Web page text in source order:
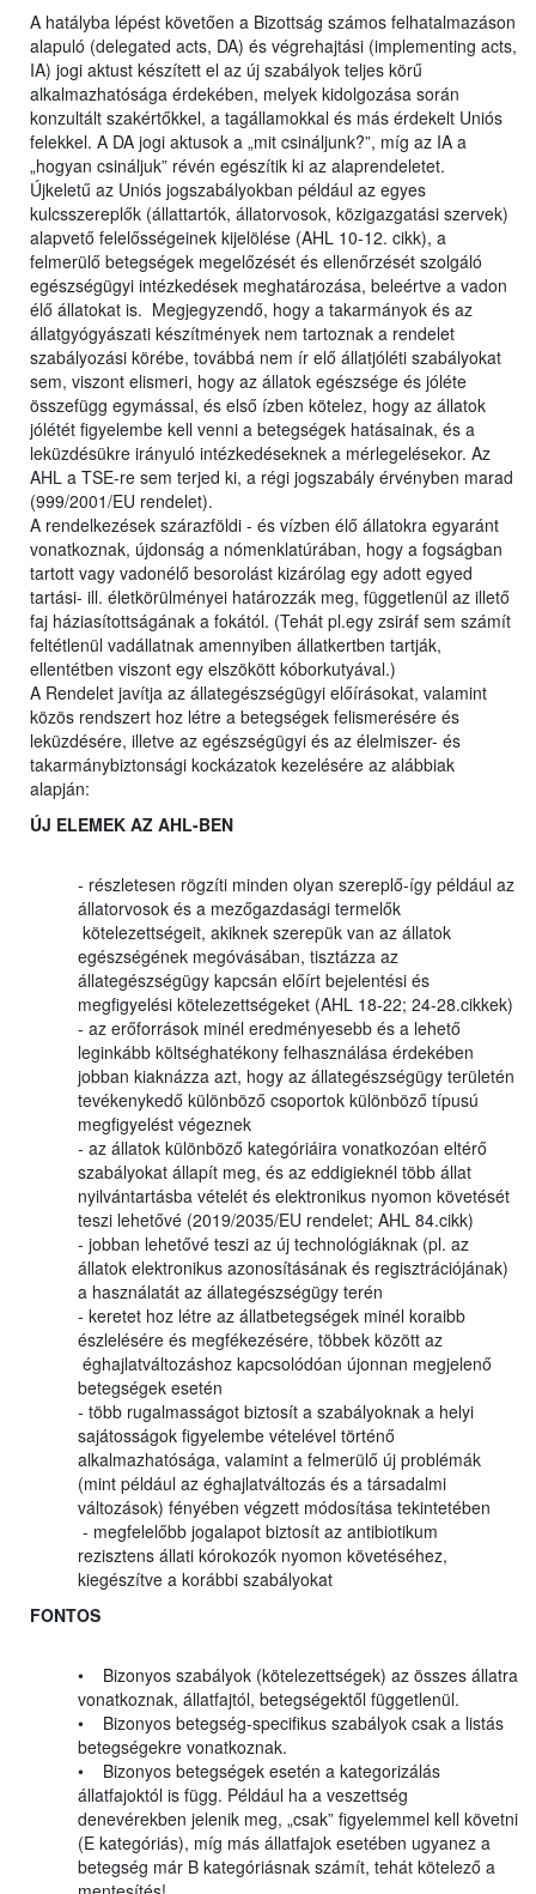
A hatályba lépést követően a Bizottság számos felhatalmazáson
alapuló (delegated acts, DA) és végrehajtási (implementing acts,
IA) jogi aktust készített el az új szabályok teljes körű
alkalmazhatósága érdekében, melyek kidolgozása során
konzultált szakértőkkel, a tagállamokkal és más érdekelt Uniós
felekkel. A DA jogi aktusok a „mit csináljunk?”, míg az IA a
„hogyan csináljuk” révén egészítik ki az alaprendeletet.
Újkeletű az Uniós jogszabályokban például az egyes
kulcsszereplők (állattartók, állatorvosok, közigazgatási szervek)
alapvető felelősségeinek kijelölése (AHL 10-12. cikk), a
felmerülő betegségek megelőzését és ellenőrzését szolgáló
egészségügyi intézkedések meghatározása, beleértve a vadon
élő állatokat is. Megjegyzendő, hogy a takarmányok és az
állatgyógyászati készítmények nem tartoznak a rendelet
szabályozási körébe, továbbá nem ír elő állatjóléti szabályokat
sem, viszont elismeri, hogy az állatok egészsége és jóléte
összefügg egymással, és első ízben kötelez, hogy az állatok
jólétét figyelembe kell venni a betegségek hatásainak, és a
leküzdésükre irányuló intézkedéseknek a mérlegelésekor. Az
AHL a TSE-re sem terjed ki, a régi jogszabály érvényben marad
(999/2001/EU rendelet).
A rendelkezések szárazföldi - és vízben élő állatokra egyaránt
vonatkoznak, újdonság a nómenklatúrában, hogy a fogságban
tartott vagy vadonélő besorolást kizárólag egy adott egyed
tartási- ill. életkörülményei határozzák meg, függetlenül az illető
faj háziasítottságának a fokától. (Tehát pl.egy zsiráf sem számít
feltétlenül vadállatnak amennyiben állatkertben tartják,
ellentétben viszont egy elszökött kóborkutyával.)
A Rendelet javítja az állategészségügyi előírásokat, valamint
közös rendszert hoz létre a betegségek felismerésére és
leküzdésére, illetve az egészségügyi és az élelmiszer- és
takarmánybiztonsági kockázatok kezelésére az alábbiak
alapján:
ÚJ ELEMEK AZ AHL-BEN
- részletesen rögzíti minden olyan szereplő-így például az
állatorvosok és a mezőgazdasági termelők
kötelezettségeit, akiknek szerepük van az állatok
egészségének megóvásában, tisztázza az
állategészségügy kapcsán előírt bejelentési és
megfigyelési kötelezettségeket (AHL 18-22; 24-28.cikkek)
- az erőforrások minél eredményesebb és a lehető
leginkább költséghatékony felhasználása érdekében
jobban kiaknázza azt, hogy az állategészségügy területén
tevékenykedő különböző csoportok különböző típusú
megfigyelést végeznek
- az állatok különböző kategóriáira vonatkozóan eltérő
szabályokat állapít meg, és az eddigieknél több állat
nyilvántartásba vételét és elektronikus nyomon követését
teszi lehetővé (2019/2035/EU rendelet; AHL 84.cikk)
- jobban lehetővé teszi az új technológiáknak (pl. az
állatok elektronikus azonosításának és regisztrációjának)
a használatát az állategészségügy terén
- keretet hoz létre az állatbetegségek minél koraibb
észlelésére és megfékezésére, többek között az
éghajlatváltozáshoz kapcsolódóan újonnan megjelenő
betegségek esetén
- több rugalmasságot biztosít a szabályoknak a helyi
sajátosságok figyelembe vételével történő
alkalmazhatósága, valamint a felmerülő új problémák
(mint például az éghajlatváltozás és a társadalmi
változások) fényében végzett módosítása tekintetében
- megfelelőbb jogalapot biztosít az antibiotikum
rezisztens állati kórokozók nyomon követéséhez,
kiegészítve a korábbi szabályokat
FONTOS
• Bizonyos szabályok (kötelezettségek) az összes állatra
vonatkoznak, állatfajtól, betegségektől függetlenül.
• Bizonyos betegség-specifikus szabályok csak a listás
betegségekre vonatkoznak.
• Bizonyos betegségek esetén a kategorizálás
állatfajoktól is függ. Például ha a veszettség
denevérekben jelenik meg, „csak” figyelemmel kell követni
(E kategóriás), míg más állatfajok esetében ugyanez a
betegség már B kategóriásnak számít, tehát kötelező a